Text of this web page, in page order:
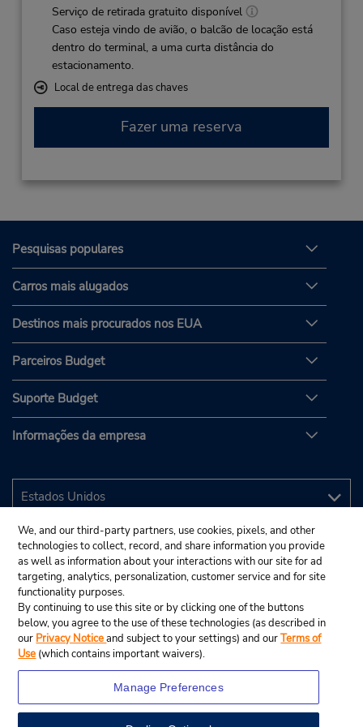
Serviço de retirada gratuito disponível
Caso esteja vindo de avião, o balcão de locação está
dentro do terminal, a uma curta distância do
estacionamento.
Local de entrega das chaves
Fazer uma reserva
Pesquisas populares
Carros mais alugados
Destinos mais procurados nos EUA
Parceiros Budget
Suporte Budget
Informações da empresa
We, and our third-party partners, use cookies, pixels, and other
technologies to collect, record, and share information you provide
as well as information about your interactions with our site for ad
targeting, analytics, personalization, customer service and for site
functionality purposes.
By continuing to use this site or by clicking one of the buttons
below, you agree to the use of these technologies (as described in
our Privacy Noticeand subject to your settings) and ourTerms of
Use (which contains important waivers).
Manage Preferences